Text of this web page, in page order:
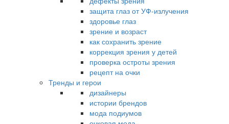
защита глаз от УФ-излучения
здоровье глаз
зрение и возраст
как сохранить зрение
коррекция зрения у детей
проверка остроты зрения
рецепт на очки
Тренды и герои
дизайнеры
истории брендов
мода подиумов